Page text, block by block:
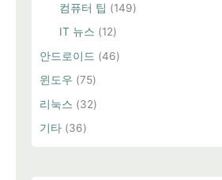
컴퓨터 팁 (149)
IT 뉴스 (12)
안드로이드 (46)
윈도우 (75)
리눅스 (32)
기타 (36)